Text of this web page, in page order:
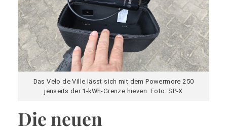
Das Velo de Ville lässt sich mit dem Powermore 250
jenseits der 1-kWh-Grenze hieven. Foto: SP-X
Die neuen